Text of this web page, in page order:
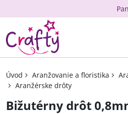
Úvod Aranžovanie a floristika
Aranžérske drôty
Bižutérny drôt